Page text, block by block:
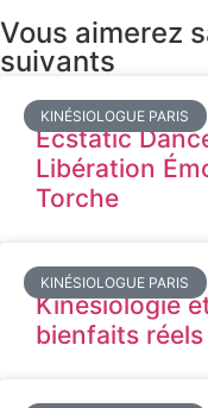
Vous aimerez
suivants
KINÉSIOLOGUE PARIS
Ecstatic
Libération
Torche
KINÉSIOLOGUE PARIS
Kinésiologie
bienfaits réels